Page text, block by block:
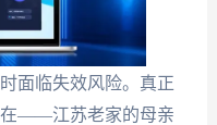
面临失效风险。真正
在——江苏老家的母亲